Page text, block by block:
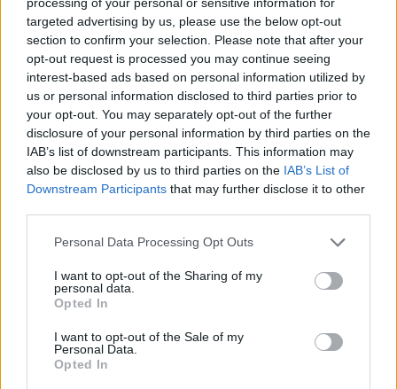
targeted advertising by us, please use the below opt-out
section to confirm your selection. Please note that after your
opt-out request is processed you may continue seeing
interest-based ads based on personal information utilized by
us or personal information disclosed to third parties prior to
your opt-out. You may separately opt-out of the further
disclosure of your personal information by third parties on the
IAB’s list of downstream participants. This information may
also be disclosed by us to third parties on the IAB’s List of
Downstream Participants that may further disclose it to other
Personal Data Processing Opt Outs
I want to opt-out of the Sharing of my
personal data.
Opted In
I want to opt-out of the Sale of my
Personal Data.
Opted In
tai skatins konkurenciją rinkoje, kurioje vis dar
dominuoja monopolijos“.
M. Sandu akcentavo ir dviejų kaimyninių
valstybių bendradarbiavimą kelių
infrastruktūros plėtros projektuose,
išskirdama „Moldovai labai svarbaus“
automobilių tilto per Prutą Ungenyje statybą.
Susiję straipsniai